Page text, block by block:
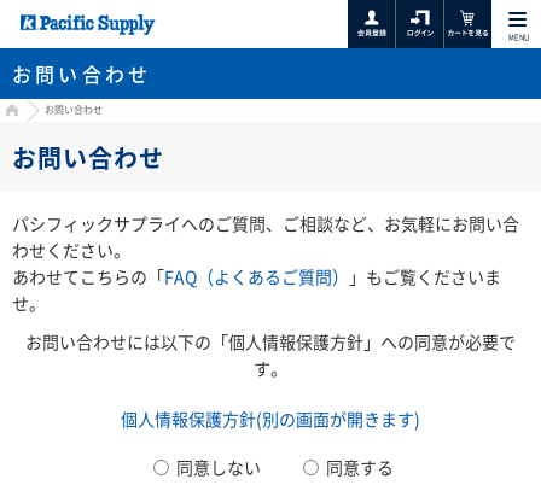
MENU
お問い合わせ
HOMEお問い合わせ
お問い合わせ
パシフィックサプライへのご質問、ご相談など、お気軽にお問い合
わせください。
あわせてこちらの「FAQ（よくあるご質問） 」もご覧くださいま
せ。
お問い合わせには以下の「個人情報保護方針」への同意が必要で
す。
個人情報保護方針(別の画面が開きます)
同意しない
同意する